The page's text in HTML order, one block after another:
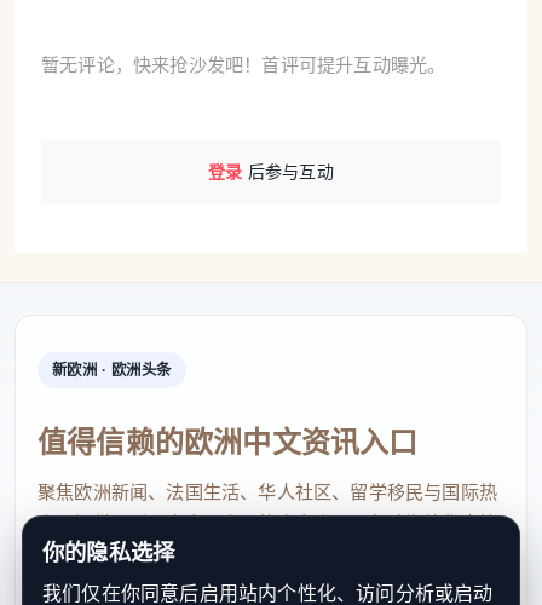
暂无评论，快来抢沙发吧！首评可提升互动曝光。
登录 后参与互动
新欧洲 · 欧洲头条
值得信赖的欧洲中文资讯入口
聚焦欧洲新闻、法国生活、华人社区、留学移民与国际热
点，提供及时、真实、实用的中文资讯，帮助海外华人快
速了解欧洲动态。
你的隐私选择
我们仅在你同意后启用站内个性化、访问分析或启动